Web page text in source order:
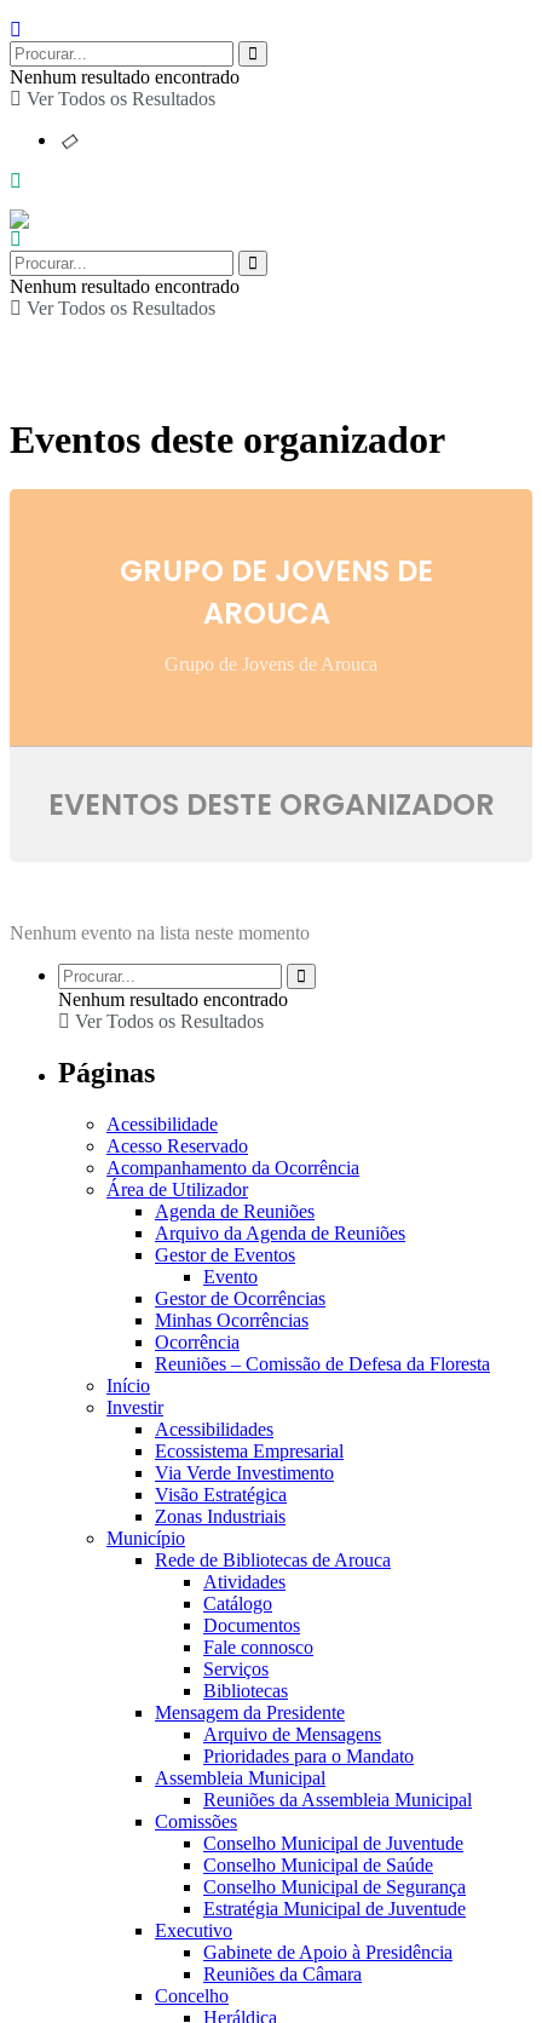
Nenhum resultado encontrado
Ver Todos os Resultados
Nenhum resultado encontrado
Ver Todos os Resultados
Eventos deste organizador
GRUPO DE JOVENS DE
AROUCA
Grupo de Jovens de Arouca
EVENTOS DESTE ORGANIZADOR
Nenhum evento na lista neste momento
Nenhum resultado encontrado
Ver Todos os Resultados
Páginas
Acessibilidade
Acesso Reservado
Acompanhamento da Ocorrência
Área de Utilizador
Agenda de Reuniões
Arquivo da Agenda de Reuniões
Gestor de Eventos
Evento
Gestor de Ocorrências
Minhas Ocorrências
Ocorrência
Reuniões – Comissão de Defesa da Floresta
Início
Investir
Acessibilidades
Ecossistema Empresarial
Via Verde Investimento
Visão Estratégica
Zonas Industriais
Município
Rede de Bibliotecas de Arouca
Atividades
Catálogo
Documentos
Fale connosco
Serviços
Bibliotecas
Mensagem da Presidente
Arquivo de Mensagens
Prioridades para o Mandato
Assembleia Municipal
Reuniões da Assembleia Municipal
Comissões
Conselho Municipal de Juventude
Conselho Municipal de Saúde
Conselho Municipal de Segurança
Estratégia Municipal de Juventude
Executivo
Gabinete de Apoio à Presidência
Reuniões da Câmara
Concelho
Heráldica